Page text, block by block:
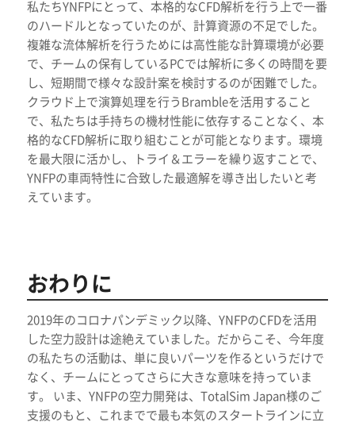
私たちYNFPにとって、本格的なCFD解析を行う上で一番
のハードルとなっていたのが、計算資源の不足でした。
複雑な流体解析を行うためには高性能な計算環境が必要
で、チームの保有しているPCでは解析に多くの時間を要
し、短期間で様々な設計案を検討するのが困難でした。
クラウド上で演算処理を行うBrambleを活用すること
で、私たちは手持ちの機材性能に依存することなく、本
格的なCFD解析に取り組むことが可能となります。環境
を最大限に活かし、トライ＆エラーを繰り返すことで、
YNFPの車両特性に合致した最適解を導き出したいと考
えています。
おわりに
2019年のコロナパンデミック以降、YNFPのCFDを活用
した空力設計は途絶えていました。だからこそ、今年度
の私たちの活動は、単に良いパーツを作るというだけで
なく、チームにとってさらに大きな意味を持っていま
す。 いま、YNFPの空力開発は、TotalSim Japan様のご
支援のもと、これまでで最も本気のスタートラインに立